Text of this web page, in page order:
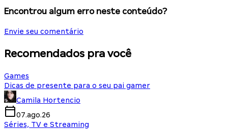
Encontrou algum erro neste conteúdo?
Envie seu comentário
Recomendados pra você
Games
Dicas de presente para o seu pai gamer
Camila Hortencio
07.ago.26
Séries, TV e Streaming